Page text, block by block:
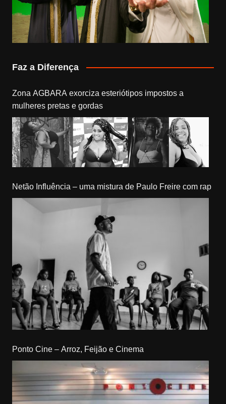
Faz a Diferença
Zona AGBARA exorciza esteriótipos impostos a
mulheres pretas e gordas
Netão Influência – uma mistura de Paulo Freire com rap
Ponto Cine – Arroz, Feijão e Cinema